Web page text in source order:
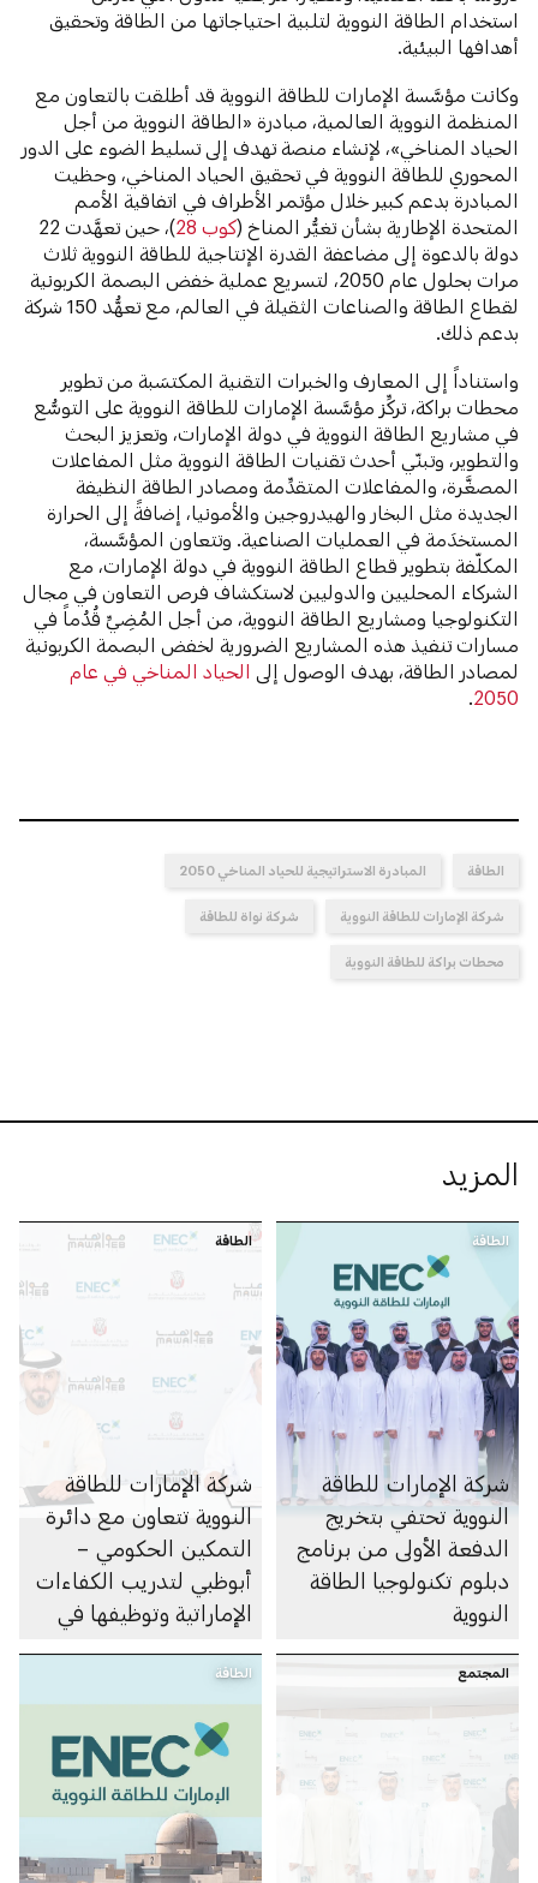
استخدام الطاقة النووية لتلبية احتياجاتها من الطاقة وتحقيق
أهدافها البيئية.
وكانت مؤسَّسة الإمارات للطاقة النووية قد أطلقت بالتعاون مع
المنظمة النووية العالمية، مبادرة «الطاقة النووية من أجل
الحياد المناخي»، لإنشاء منصة تهدف إلى تسليط الضوء على الدور
المحوري للطاقة النووية في تحقيق الحياد المناخي، وحظيت
المبادرة بدعم كبير خلال مؤتمر الأطراف في اتفاقية الأمم
المتحدة الإطارية بشأن تغيُّر المناخ ( كوب 28
)، حين تعهَّدت 22
دولة بالدعوة إلى مضاعفة القدرة الإنتاجية للطاقة النووية ثلاث
مرات بحلول عام 2050، لتسريع عملية خفض البصمة الكربونية
لقطاع الطاقة والصناعات الثقيلة في العالم، مع تعهُّد 150 شركة
بدعم ذلك.
واستناداً إلى المعارف والخبرات التقنية المكتسَبة من تطوير
محطات براكة، تركِّز مؤسَّسة الإمارات للطاقة النووية على التوسُّع
في مشاريع الطاقة النووية في دولة الإمارات، وتعزيز البحث
والتطوير، وتبنّي أحدث تقنيات الطاقة النووية مثل المفاعلات
المصغَّرة، والمفاعلات المتقدِّمة ومصادر الطاقة النظيفة
الجديدة مثل البخار والهيدروجين والأمونيا، إضافةً إلى الحرارة
المستخدَمة في العمليات الصناعية. وتتعاون المؤسَّسة،
المكلّفة بتطوير قطاع الطاقة النووية في دولة الإمارات، مع
الشركاء المحليين والدوليين لاستكشاف فرص التعاون في مجال
التكنولوجيا ومشاريع الطاقة النووية، من أجل المُضِيِّ قُدُماً في
مسارات تنفيذ هذه المشاريع الضرورية لخفض البصمة الكربونية
لمصادر الطاقة، بهدف الوصول إلى الحياد المناخي في عام
2050
.
الطاقة المبادرة الاستراتيجية للحياد المناخي 2050
شركة الإمارات للطاقة النووية شركة نواة للطاقة
محطات براكة للطاقة النووية
المزيد
الطاقة
شركة الإمارات للطاقة
النووية تحتفي بتخريج
الدفعة الأولى من برنامج
دبلوم تكنولوجيا الطاقة
النووية
الطاقة
شركة الإمارات للطاقة
النووية تتعاون مع دائرة
التمكين الحكومي –
أبوظبي لتدريب الكفاءات
الإماراتية وتوظيفها في
السلمية
المجتمع الطاقة